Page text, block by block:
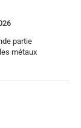
partie
métaux